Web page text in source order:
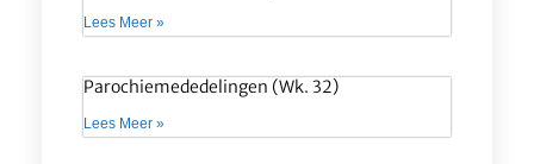
Lees Meer »
Parochiemededelingen (wk. 32)
Lees Meer »